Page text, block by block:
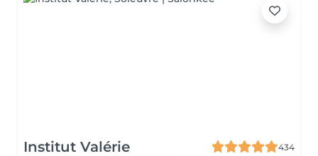
Institut Valérie
434